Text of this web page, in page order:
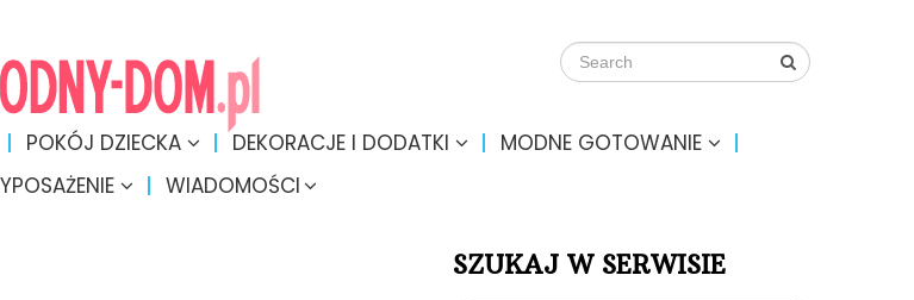
POKÓJ DZIECKA DEKORACJE I DODATKI
MODNE GOTOWANIE
WIADOMOŚCI
SZUKAJ W SERWISIE